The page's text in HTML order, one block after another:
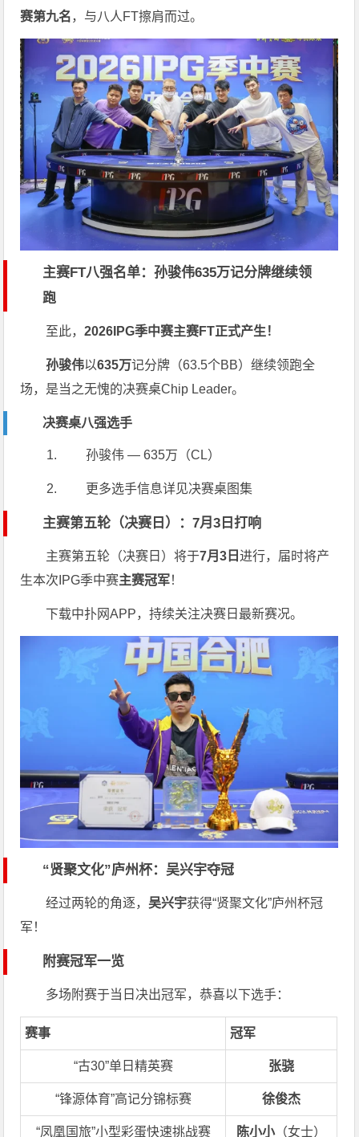
赛第九名，与八人FT擦肩而过。
主赛FT八强名单：孙骏伟635万记分牌继续领
跑
至此，2026IPG季中赛主赛FT正式产生！
孙骏伟以635万记分牌（63.5个BB）继续领跑全
场，是当之无愧的决赛桌Chip Leader。
决赛桌八强选手
孙骏伟 — 635万（CL）
更多选手信息详见决赛桌图集
主赛第五轮（决赛日）：7月3日打响
主赛第五轮（决赛日）将于7月3日进行，届时将产
生本次IPG季中赛主赛冠军！
下载中扑网APP，持续关注决赛日最新赛况。
“贤聚文化”庐州杯：吴兴宇夺冠
经过两轮的角逐， 吴兴宇获得“贤聚文化”庐州杯冠
军！
附赛冠军一览
多场附赛于当日决出冠军，恭喜以下选手：
赛事 冠军
“古30”单日精英赛 张骁
“锋源体育”高记分锦标赛 徐俊杰
“凤凰国旅”小型彩蛋快速挑战赛 陈小小（女士）